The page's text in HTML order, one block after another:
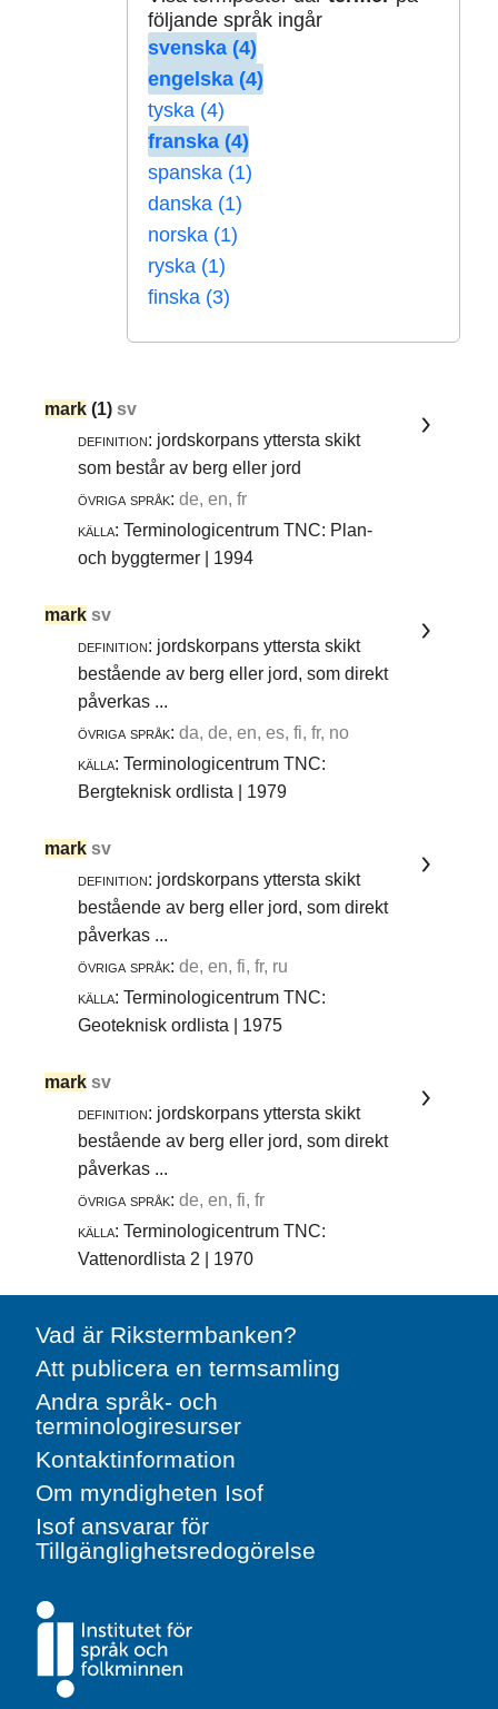
följande språk ingår
svenska (4)
engelska (4)
tyska (4)
franska (4)
spanska (1)
danska (1)
norska (1)
ryska (1)
finska (3)
mark (1)sv
definition: jordskorpans yttersta skikt
som består av berg eller jord
övriga språk: de, en, fr
källa: Terminologicentrum TNC: Plan-
och byggtermer | 1994
mark sv
definition: jordskorpans yttersta skikt
bestående av berg eller jord, som direkt
påverkas ...
övriga språk: da, de, en, es, fi, fr, no
källa: Terminologicentrum TNC:
Bergteknisk ordlista | 1979
mark sv
definition: jordskorpans yttersta skikt
bestående av berg eller jord, som direkt
påverkas ...
övriga språk: de, en, fi, fr, ru
källa: Terminologicentrum TNC:
Geoteknisk ordlista | 1975
mark sv
definition: jordskorpans yttersta skikt
bestående av berg eller jord, som direkt
påverkas ...
övriga språk: de, en, fi, fr
källa: Terminologicentrum TNC:
Vattenordlista 2 | 1970
Vad är Rikstermbanken?
Att publicera en termsamling
Andra språk- och
terminologiresurser
Kontaktinformation
Om myndigheten Isof
Isof ansvarar för
Tillgänglighetsredogörelse